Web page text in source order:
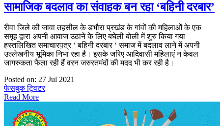
सामाजिक बदलाव का संवाहक बन रहा ‘बहिनी दरबार’
रीवा जिले की जावा तहसील के डभौरा प्रखंड के गांवों की महिलाओें के एक
समूह द्वारा अपनी आवाज उठाने के लिए बघेली बोली में शुरु किया गया
हस्तलिखित समाचारप़त्र ‘ बहिनी दरबार ‘ समाज में बदलाव लाने में अपनी
उल्लेखनीय भूमिका निभा रहा है। इसके जरिए आदिवासी महिलाएं न केवल
जागरुकता फैला रही हैं वरन जरुरतमंदों की मदद भी कर रही है।
Posted on: 27 Jul 2021
फेसबुकट्विटर
Read More